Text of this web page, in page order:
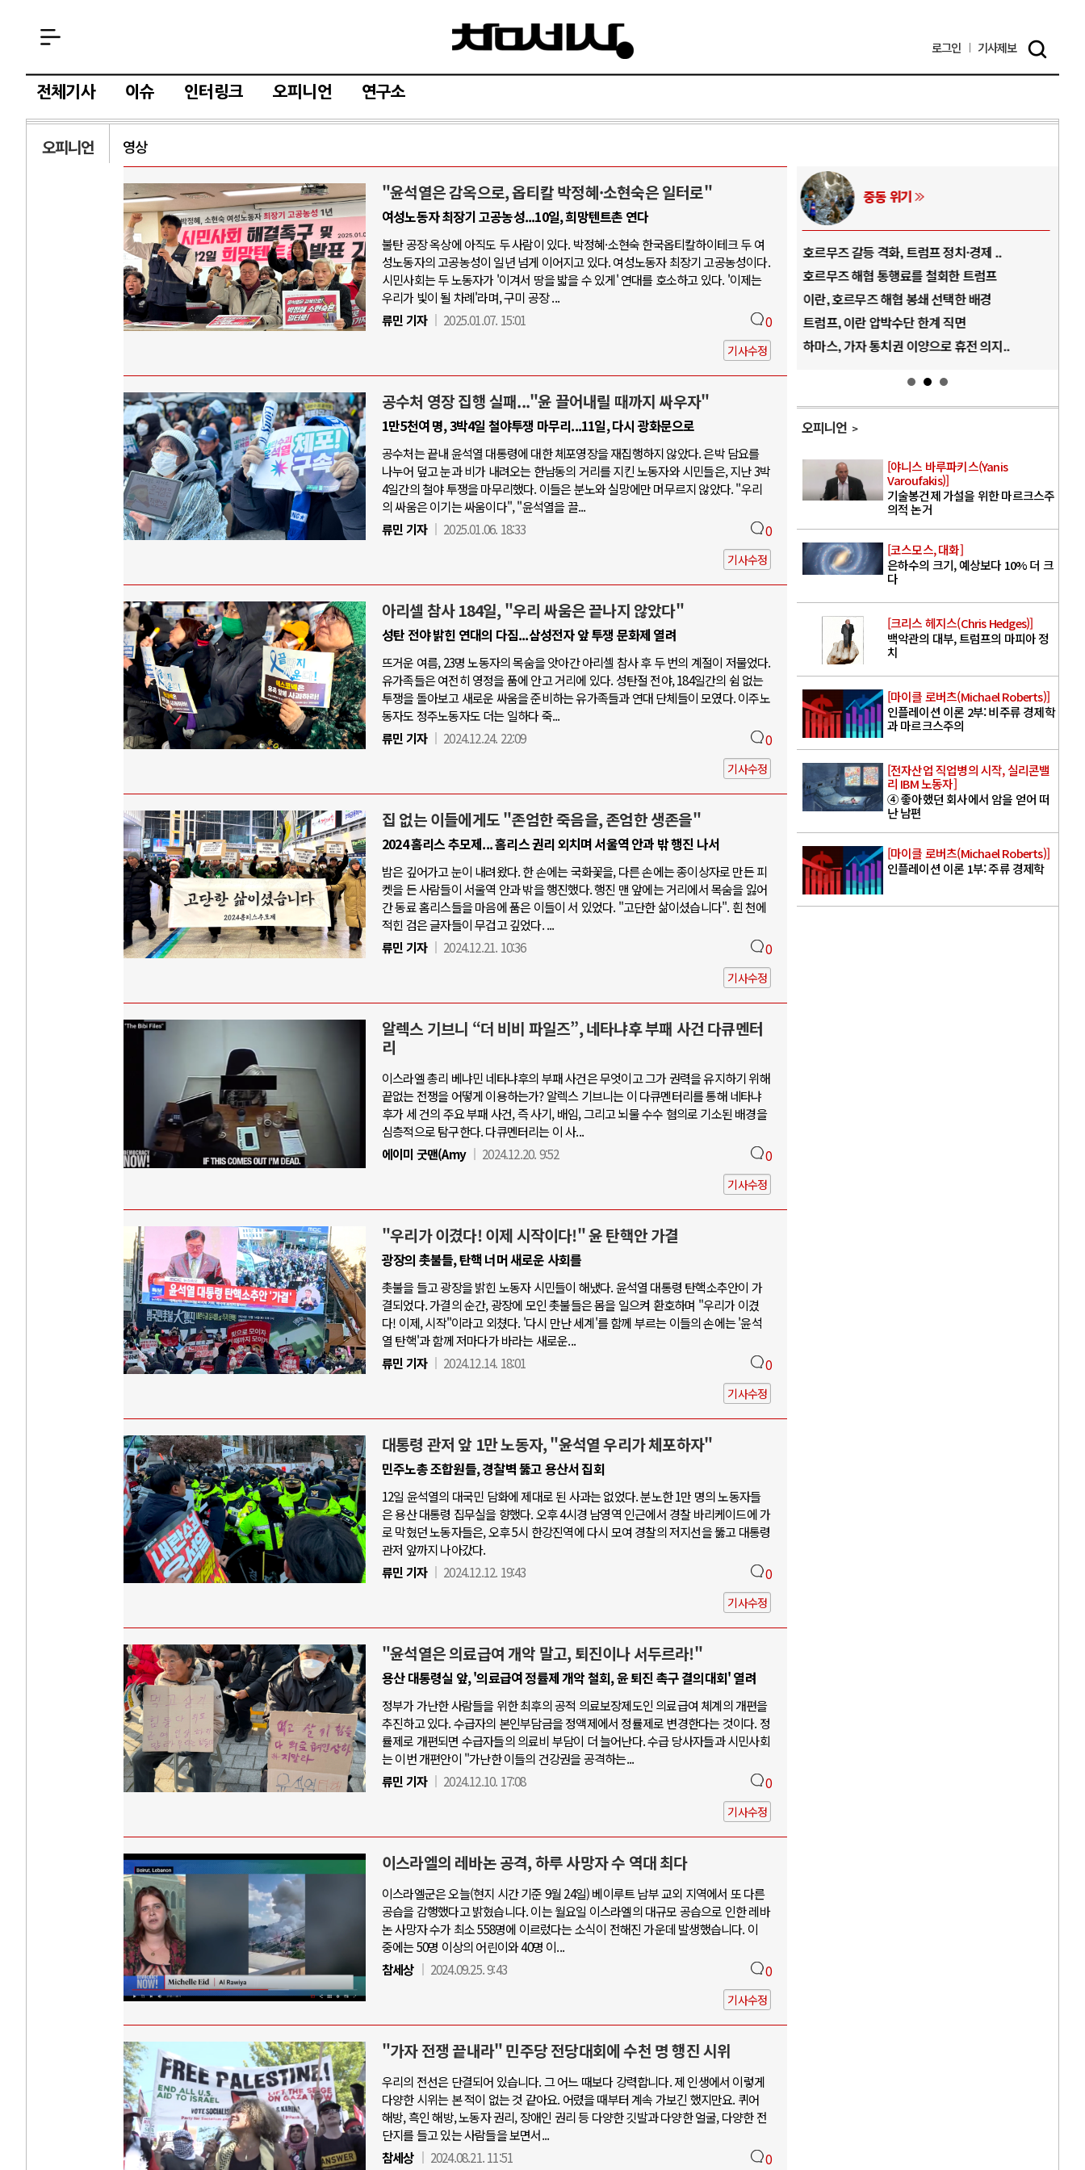
로그인 기사제보
전체기사 이슈 인터링크 오피니언 연구소
오피니언 영상
"윤석열은 감옥으로, 옵티칼 박정혜·소현숙은 일터로"
여성노동자 최장기 고공농성...10일, 희망텐트촌 연다
불탄 공장 옥상에 아직도 두 사람이 있다. 박정혜·소현숙 한국옵티칼하이테크 두 여
성노동자의 고공농성이 일년 넘게 이어지고 있다. 여성노동자 최장기 고공농성이다.
시민사회는 두 노동자가 '이겨서 땅을 밟을 수 있게' 연대를 호소하고 있다. '이제는
우리가 빛이 될 차례'라며, 구미 공장 ...
류민 기자
2025.01.07. 15:01 0
기사수정
공수처 영장 집행 실패..."윤 끌어내릴 때까지 싸우자"
1만5천여 명, 3박4일 철야투쟁 마무리...11일, 다시 광화문으로
공수처는 끝내 윤석열 대통령에 대한 체포영장을 재집행하지 않았다. 은박 담요를
나누어 덮고 눈과 비가 내려오는 한남동의 거리를 지킨 노동자와 시민들은, 지난 3박
4일간의 철야 투쟁을 마무리했다. 이들은 분노와 실망에만 머무르지 않았다. "우리
의 싸움은 이기는 싸움이다", "윤석열을 끌...
류민 기자
2025.01.06. 18:33 0
기사수정
아리셀 참사 184일, "우리 싸움은 끝나지 않았다"
성탄 전야 밝힌 연대의 다짐...삼성전자 앞 투쟁 문화제 열려
뜨거운 여름, 23명 노동자의 목숨을 앗아간 아리셀 참사 후 두 번의 계절이 저물었다.
유가족들은 여전히 영정을 품에 안고 거리에 있다. 성탄절 전야, 184일간의 쉼 없는
투쟁을 돌아보고 새로운 싸움을 준비하는 유가족들과 연대 단체들이 모였다. 이주노
동자도 정주노동자도 더는 일하다 죽...
류민 기자
2024.12.24. 22:09 0
기사수정
집 없는 이들에게도 "존엄한 죽음을, 존엄한 생존을"
2024 홈리스 추모제... 홈리스 권리 외치며 서울역 안과 밖 행진 나서
밤은 깊어가고 눈이 내려왔다. 한 손에는 국화꽃을, 다른 손에는 종이상자로 만든 피
켓을 든 사람들이 서울역 안과 밖을 행진했다. 행진 맨 앞에는 거리에서 목숨을 잃어
간 동료 홈리스들을 마음에 품은 이들이 서 있었다. "고단한 삶이셨습니다". 흰 천에
적힌 검은 글자들이 무겁고 깊었다. ...
류민 기자
2024.12.21. 10:36 0
기사수정
알렉스 기브니 “더 비비 파일즈”, 네타냐후 부패 사건 다큐멘터
리
이스라엘 총리 베냐민 네타냐후의 부패 사건은 무엇이고 그가 권력을 유지하기 위해
끝없는 전쟁을 어떻게 이용하는가? 알렉스 기브니는 이 다큐멘터리를 통해 네타냐
후가 세 건의 주요 부패 사건, 즉 사기, 배임, 그리고 뇌물 수수 혐의로 기소된 배경을
심층적으로 탐구한다. 다큐멘터리는 이 사...
에이미 굿맨(Amy
2024.12.20. 9:52 0
기사수정
"우리가 이겼다! 이제 시작이다!" 윤 탄핵안 가결
광장의 촛불들, 탄핵 너머 새로운 사회를
촛불을 들고 광장을 밝힌 노동자 시민들이 해냈다. 윤석열 대통령 탄핵소추안이 가
결되었다. 가결의 순간, 광장에 모인 촛불들은 몸을 일으켜 환호하며 "우리가 이겼
다! 이제, 시작"이라고 외쳤다. '다시 만난 세계'를 함께 부르는 이들의 손에는 '윤석
열 탄핵'과 함께 저마다가 바라는 새로운...
류민 기자
2024.12.14. 18:01 0
기사수정
대통령 관저 앞 1만 노동자, "윤석열 우리가 체포하자"
민주노총 조합원들, 경찰벽 뚫고 용산서 집회
12일 윤석열의 대국민 담화에 제대로 된 사과는 없었다. 분노한 1만 명의 노동자들
은 용산 대통령 집무실을 향했다. 오후 4시경 남영역 인근에서 경찰 바리케이드에 가
로 막혔던 노동자들은, 오후 5시 한강진역에 다시 모여 경찰의 저지선을 뚫고 대통령
관저 앞까지 나아갔다.
류민 기자
2024.12.12. 19:43 0
기사수정
"윤석열은 의료급여 개악 말고, 퇴진이나 서두르라!"
용산 대통령실 앞, '의료급여 정률제 개악 철회, 윤 퇴진 촉구 결의대회' 열려
정부가 가난한 사람들을 위한 최후의 공적 의료보장제도인 의료급여 체계의 개편을
추진하고 있다. 수급자의 본인부담금을 정액제에서 정률제로 변경한다는 것이다. 정
률제로 개편되면 수급자들의 의료비 부담이 더 늘어난다. 수급 당사자들과 시민사회
는 이번 개편안이 "가난한 이들의 건강권을 공격하는...
류민 기자
2024.12.10. 17:08 0
기사수정
이스라엘의 레바논 공격, 하루 사망자 수 역대 최다
이스라엘군은 오늘(현지 시간 기준 9월 24일) 베이루트 남부 교외 지역에서 또 다른
공습을 감행했다고 밝혔습니다. 이는 월요일 이스라엘의 대규모 공습으로 인한 레바
논 사망자 수가 최소 558명에 이르렀다는 소식이 전해진 가운데 발생했습니다. 이
중에는 50명 이상의 어린이와 40명 이...
참세상
2024.09.25. 9:43 0
기사수정
"가자 전쟁 끝내라" 민주당 전당대회에 수천 명 행진 시위
우리의 전선은 단결되어 있습니다. 그 어느 때보다 강력합니다. 제 인생에서 이렇게
다양한 시위는 본 적이 없는 것 같아요. 어렸을 때부터 계속 가보긴 했지만요. 퀴어
해방, 흑인 해방, 노동자 권리, 장애인 권리 등 다양한 깃발과 다양한 얼굴, 다양한 전
단지를 들고 있는 사람들을 보면서...
참세상
2024.08.21. 11:51 0
AI와 인간
중국 AI, 저가 공세로 글로벌 토큰 시..
AI 국부펀드 구상 놓고 미국 진보진영 ..
AI 데이터센터 반대 투쟁은 새로운 글로..
AI의 숨은 환경 비용: 데이터센터 확산..
러시아-우크라이나 전쟁
전쟁의 추상화: 우크라이나, 대리전의 역..
EU·우크라이나 드론 협력 직후, 러시아..
나토, 우크라 군사지원 2027년까지 공..
러·우크라, 대규모 공습 주고받아…민간 ..
중동 위기
호르무즈 갈등 격화, 트럼프 정치·경제 ..
호르무즈 해협 통행료를 철회한 트럼프
이란, 호르무즈 해협 봉쇄 선택한 배경
트럼프, 이란 압박수단 한계 직면
하마스, 가자 통치권 이양으로 휴전 의지..
오피니언
[야니스 바루파키스(Yanis
Varoufakis)]
기술봉건제 가설을 위한 마르크스주
의적 논거
[코스모스, 대화]
은하수의 크기, 예상보다 10% 더 크
다
[크리스 헤지스(Chris Hedges)]
백악관의 대부, 트럼프의 마피아 정
치
[마이클 로버츠(Michael Roberts)]
인플레이션 이론 2부: 비주류 경제학
과 마르크스주의
[전자산업 직업병의 시작, 실리콘밸
리 IBM 노동자]
④ 좋아했던 회사에서 암을 얻어 떠
난 남편
[마이클 로버츠(Michael Roberts)]
인플레이션 이론 1부: 주류 경제학